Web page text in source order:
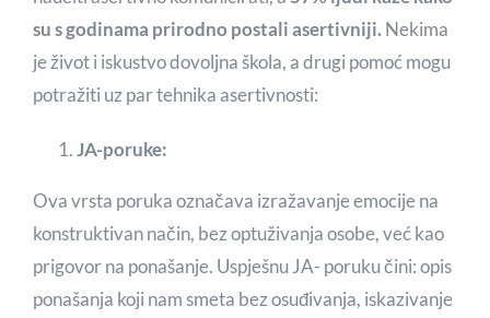
su s godinama prirodno postali asertivniji. Nekima
je život i iskustvo dovoljna škola, a drugi pomoć mogu
potražiti uz par tehnika asertivnosti:
JA-poruke:
Ova vrsta poruka označava izražavanje emocije na
konstruktivan način, bez optuživanja osobe, već kao
prigovor na ponašanje. Uspješnu JA- poruku čini: opis
ponašanja koji nam smeta bez osuđivanja, iskazivanje